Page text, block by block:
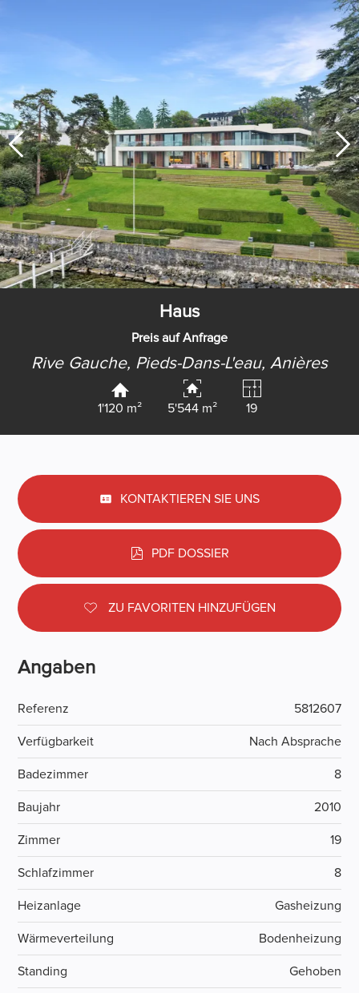
Haus
Preis auf Anfrage
Rive Gauche, Pieds-Dans-L'eau, Anières
1'120 m² 5'544 m² 19
KONTAKTIEREN SIE UNS
PDF DOSSIER
ZU FAVORITEN HINZUFÜGEN
Angaben
Referenz 5812607
Verfügbarkeit Nach Absprache
Badezimmer 8
Baujahr 2010
Zimmer 19
Schlafzimmer 8
Heizanlage Gasheizung
Wärmeverteilung Bodenheizung
Standing Gehoben